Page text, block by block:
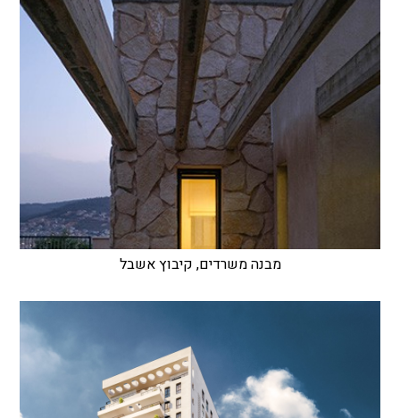
מבנה משרדים, קיבוץ אשבל